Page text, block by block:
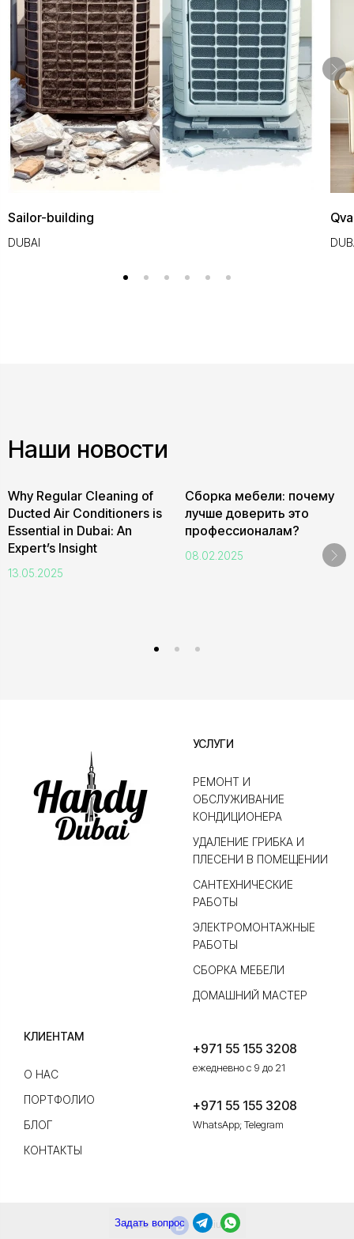
Задать вопрос
Sailor-building
DUBAI
Наши новости
Why Regular Cleaning of
Ducted Air Conditioners is
Essential in Dubai: An
Expert’s Insight
13.05.2025
Сборка мебели: почему
лучше доверить это
профессионалам?
08.02.2025
УСЛУГИ
РЕМОНТ И
ОБСЛУЖИВАНИЕ
КОНДИЦИОНЕРА
УДАЛЕНИЕ ГРИБКА И
ПЛЕСЕНИ В ПОМЕЩЕНИИ
САНТЕХНИЧЕСКИЕ
РАБОТЫ
ЭЛЕКТРОМОНТАЖНЫЕ
РАБОТЫ
СБОРКА МЕБЕЛИ
ДОМАШНИЙ МАСТЕР
КЛИЕНТАМ
О НАС
ПОРТФОЛИО
БЛОГ
КОНТАКТЫ
+971 55 155 3208
ежедневно с 9 до 21
+971 55 155 3208
WhatsApp; Telegram
Made on Bazium